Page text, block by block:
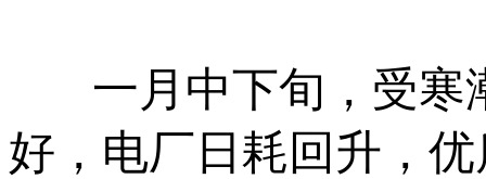
一月中下旬，受寒
好，电厂日耗回升，